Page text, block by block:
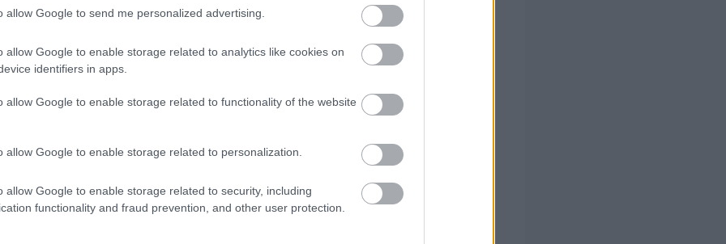
allow Google to send me personalized advertising.
allow Google to enable storage related to analytics like cookies on
identifiers in apps.
allow Google to enable storage related to functionality of the website
allow Google to enable storage related to personalization.
allow Google to enable storage related to security, including
functionality and fraud prevention, and other user protection.
όλες τις σημαντικές ειδήσεις.